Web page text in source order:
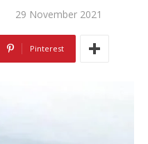
29 November 2021
Pinterest